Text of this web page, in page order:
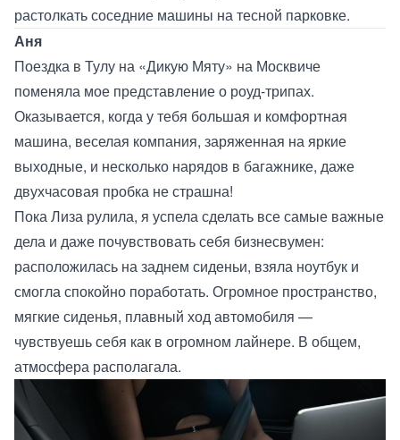
растолкать соседние машины на тесной парковке.
Аня
Поездка в Тулу на «Дикую Мяту» на Москвиче
поменяла мое представление о роуд-трипах.
Оказывается, когда у тебя большая и комфортная
машина, веселая компания, заряженная на яркие
выходные, и несколько нарядов в багажнике, даже
двухчасовая пробка не страшна!
Пока Лиза рулила, я успела сделать все самые важные
дела и даже почувствовать себя бизнесвумен:
расположилась на заднем сиденьи, взяла ноутбук и
смогла спокойно поработать. Огромное пространство,
мягкие сиденья, плавный ход автомобиля —
чувствуешь себя как в огромном лайнере. В общем,
атмосфера располагала.